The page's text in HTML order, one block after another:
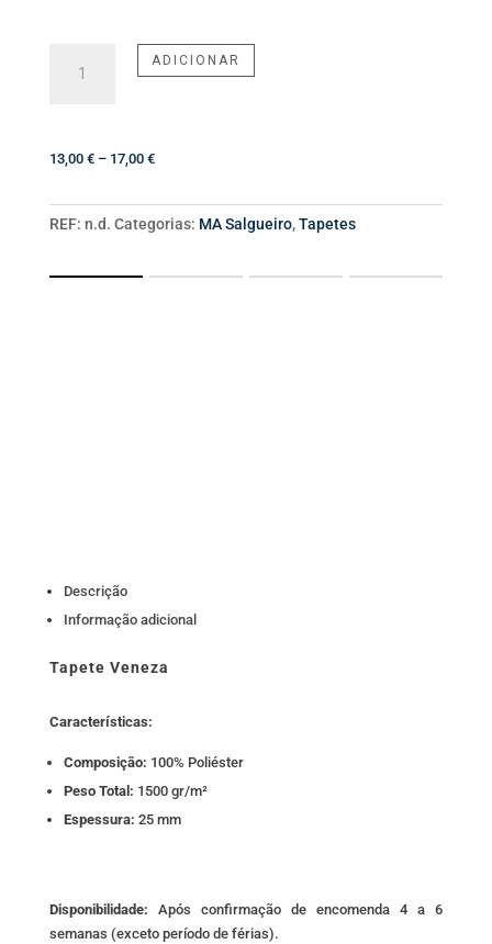
ADICIONAR
13,00 € – 17,00 €Price
13,00 €
through
REF: n.d. Categorias: MA Salgueiro,Tapetes
Descrição
Informação adicional
Tapete Veneza
Características:
Composição: 100% Poliéster
Peso Total: 1500 gr/m²
Espessura: 25 mm
Disponibilidade: Após confirmação de encomenda 4 a 6
semanas (exceto período de férias).